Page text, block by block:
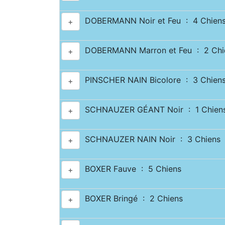
+ DOBERMANN Noir et Feu : 4
+ DOBERMANN Marron et Feu : 2
+ PINSCHER NAIN Bicolore : 3
+ SCHNAUZER GÉANT Noir : 1
+ SCHNAUZER NAIN Noir : 3 Chiens
+ BOXER Fauve : 5 Chiens
+ BOXER Bringé : 2 Chiens